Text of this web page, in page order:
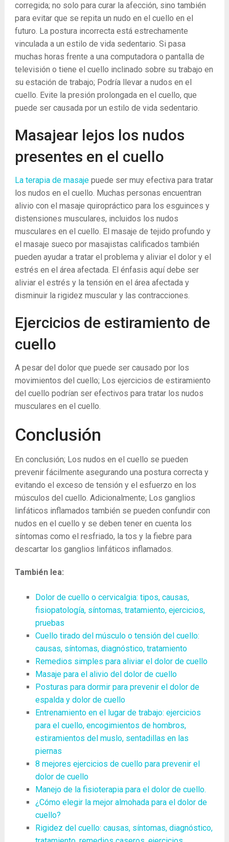
corregida; no solo para curar la afección, sino también
para evitar que se repita un nudo en el cuello en el
futuro. La postura incorrecta está estrechamente
vinculada a un estilo de vida sedentario. Si pasa
muchas horas frente a una computadora o pantalla de
televisión o tiene el cuello inclinado sobre su trabajo en
su estación de trabajo; Podría llevar a nudos en el
cuello. Evite la presión prolongada en el cuello, que
puede ser causada por un estilo de vida sedentario.
Masajear lejos los nudos
presentes en el cuello
La terapia de masajepuede ser muy efectiva para tratar
los nudos en el cuello. Muchas personas encuentran
alivio con el masaje quiropráctico para los esguinces y
distensiones musculares, incluidos los nudos
musculares en el cuello. El masaje de tejido profundo y
el masaje sueco por masajistas calificados también
pueden ayudar a tratar el problema y aliviar el dolor y el
estrés en el área afectada. El énfasis aquí debe ser
aliviar el estrés y la tensión en el área afectada y
disminuir la rigidez muscular y las contracciones.
Ejercicios de estiramiento de
cuello
A pesar del dolor que puede ser causado por los
movimientos del cuello; Los ejercicios de estiramiento
del cuello podrían ser efectivos para tratar los nudos
musculares en el cuello.
Conclusión
En conclusión; Los nudos en el cuello se pueden
prevenir fácilmente asegurando una postura correcta y
evitando el exceso de tensión y el esfuerzo en los
músculos del cuello. Adicionalmente; Los ganglios
linfáticos inflamados también se pueden confundir con
nudos en el cuello y se deben tener en cuenta los
síntomas como el resfriado, la tos y la fiebre para
descartar los ganglios linfáticos inflamados.
También lea:
Dolor de cuello o cervicalgia: tipos, causas,
fisiopatología, síntomas, tratamiento, ejercicios,
pruebas
Cuello tirado del músculo o tensión del cuello:
causas, síntomas, diagnóstico, tratamiento
Remedios simples para aliviar el dolor de cuello
Masaje para el alivio del dolor de cuello
Posturas para dormir para prevenir el dolor de
espalda y dolor de cuello
Entrenamiento en el lugar de trabajo: ejercicios
para el cuello, encogimientos de hombros,
estiramientos del muslo, sentadillas en las
piernas
8 mejores ejercicios de cuello para prevenir el
dolor de cuello
Manejo de la fisioterapia para el dolor de cuello.
¿Cómo elegir la mejor almohada para el dolor de
cuello?
Rigidez del cuello: causas, síntomas, diagnóstico,